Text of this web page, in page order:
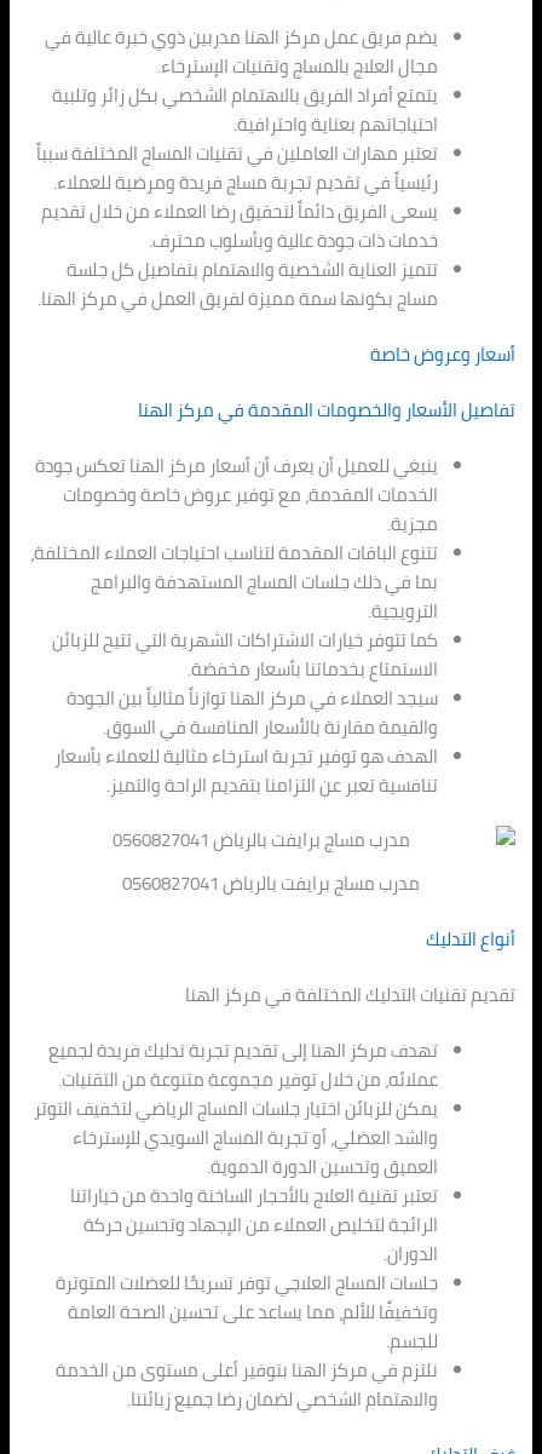
يضم فريق عمل مركز الهنا مدربين ذوي خبرة عالية في
مجال العلاج بالمساج وتقنيات الإسترخاء.
يتمتع أفراد الفريق بالاهتمام الشخصي بكل زائر وتلبية
احتياجاتهم بعناية واحترافية.
تعتبر مهارات العاملين في تقنيات المساج المختلفة سبباً
رئيسياً في تقديم تجربة مساج فريدة ومرضية للعملاء.
يسعى الفريق دائماً لتحقيق رضا العملاء من خلال تقديم
خدمات ذات جودة عالية وبأسلوب محترف.
تتميز العناية الشخصية والاهتمام بتفاصيل كل جلسة
مساج بكونها سمة مميزة لفريق العمل في مركز الهنا.
أسعار وعروض خاصة
تفاصيل الأسعار والخصومات المقدمة في مركز الهنا
ينبغي للعميل أن يعرف أن أسعار مركز الهنا تعكس جودة
الخدمات المقدمة، مع توفير عروض خاصة وخصومات
مجزية.
تتنوع الباقات المقدمة لتناسب احتياجات العملاء المختلفة،
بما في ذلك جلسات المساج المستهدفة والبرامج
الترويجية.
كما تتوفر خيارات الاشتراكات الشهرية التي تتيح للزبائن
الاستمتاع بخدماتنا بأسعار مخفضة.
سيجد العملاء في مركز الهنا توازناً مثالياً بين الجودة
والقيمة مقارنة بالأسعار المنافسة في السوق.
الهدف هو توفير تجربة استرخاء مثالية للعملاء بأسعار
تنافسية تعبر عن التزامنا بتقديم الراحة والتميز.
مدرب مساج برايفت بالرياض 0560827041
أنواع التدليك
تقديم تقنيات التدليك المختلفة في مركز الهنا
تهدف مركز الهنا إلى تقديم تجربة تدليك فريدة لجميع
عملائه، من خلال توفير مجموعة متنوعة من التقنيات.
يمكن للزبائن اختيار جلسات المساج الرياضي لتخفيف التوتر
والشد العضلي، أو تجربة المساج السويدي للإسترخاء
العميق وتحسين الدورة الدموية.
تعتبر تقنية العلاج بالأحجار الساخنة واحدة من خياراتنا
الرائجة لتخليص العملاء من الإجهاد وتحسين حركة
الدوران.
جلسات المساج العلاجي توفر تسريحًا للعضلات المتوترة
وتخفيفًا للألم، مما يساعد على تحسين الصحة العامة
للجسم.
نلتزم في مركز الهنا بتوفير أعلى مستوى من الخدمة
والاهتمام الشخصي لضمان رضا جميع زبائننا.